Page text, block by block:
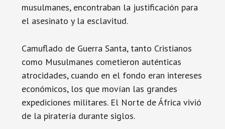
musulmanes, encontraban la justificación para
el asesinato y la esclavitud.
Camuflado de Guerra Santa, tanto Cristianos
como Musulmanes cometieron auténticas
atrocidades, cuando en el fondo eran intereses
económicos, los que movían las grandes
expediciones militares. El Norte de África vivió
de la piratería durante siglos.